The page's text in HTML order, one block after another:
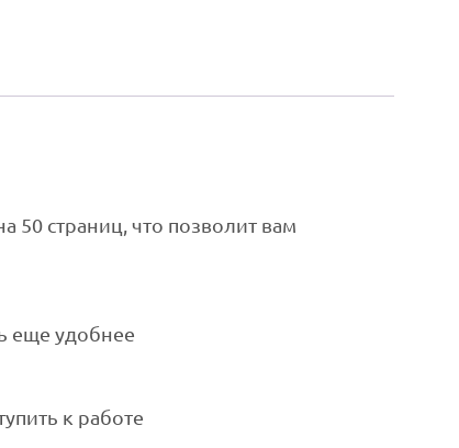
50 страниц, что позволит вам
еще удобнее
к работе